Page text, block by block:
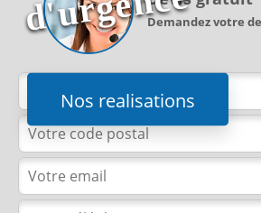
Nos realisations
Demandez votre